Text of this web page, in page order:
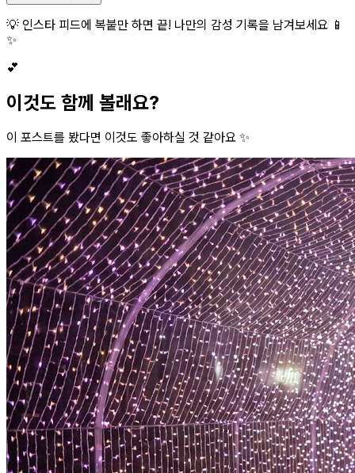
💡 인스타 피드에 복붙만 하면 끝! 나만의 감성 기록을 남겨보세요 📱
✨
💕
이것도 함께 볼래요?
이 포스트를 봤다면 이것도 좋아하실 것 같아요 ✨